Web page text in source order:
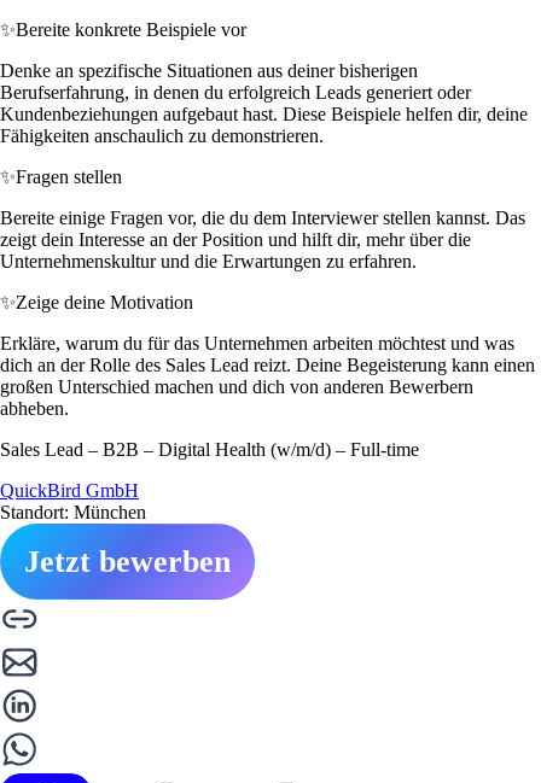
✨Bereite konkrete Beispiele vor
Denke an spezifische Situationen aus deiner bisherigen
Berufserfahrung, in denen du erfolgreich Leads generiert oder
Kundenbeziehungen aufgebaut hast. Diese Beispiele helfen dir, deine
Fähigkeiten anschaulich zu demonstrieren.
✨Fragen stellen
Bereite einige Fragen vor, die du dem Interviewer stellen kannst. Das
zeigt dein Interesse an der Position und hilft dir, mehr über die
Unternehmenskultur und die Erwartungen zu erfahren.
✨Zeige deine Motivation
Erkläre, warum du für das Unternehmen arbeiten möchtest und was
dich an der Rolle des Sales Lead reizt. Deine Begeisterung kann einen
großen Unterschied machen und dich von anderen Bewerbern
abheben.
Sales Lead – B2B – Digital Health (w/m/d) – Full-time
QuickBird GmbH
Standort: München
Jetzt bewerben